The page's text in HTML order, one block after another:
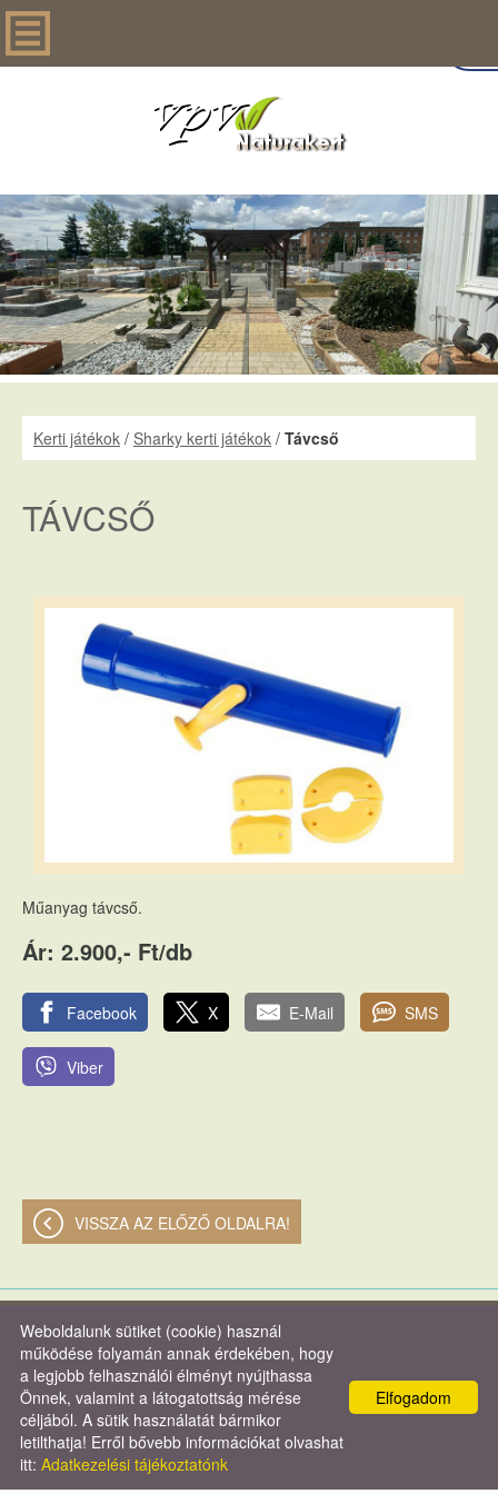
Kerti játékok / Sharky kerti játékok / Távcső
TÁVCSŐ
Műanyag távcső.
Ár: 2.900,- Ft/db
Facebook X E-Mail SMS
Viber
VISSZA AZ ELŐZŐ OLDALRA!
© 2026 - Verasztó és Társa Kft.
Oldal információklAdatkezelési tájékoztató lImpresszum
KERESÉS AZ OLDAL TARTALMÁBAN
Elfogadom
Weboldalunk sütiket (cookie) használ
működése folyamán annak érdekében, hogy
a legjobb felhasználói élményt nyújthassa
Önnek, valamint a látogatottság mérése
céljából. A sütik használatát bármikor
letilthatja! Erről bővebb információkat olvashat
itt: Adatkezelési tájékoztatónk